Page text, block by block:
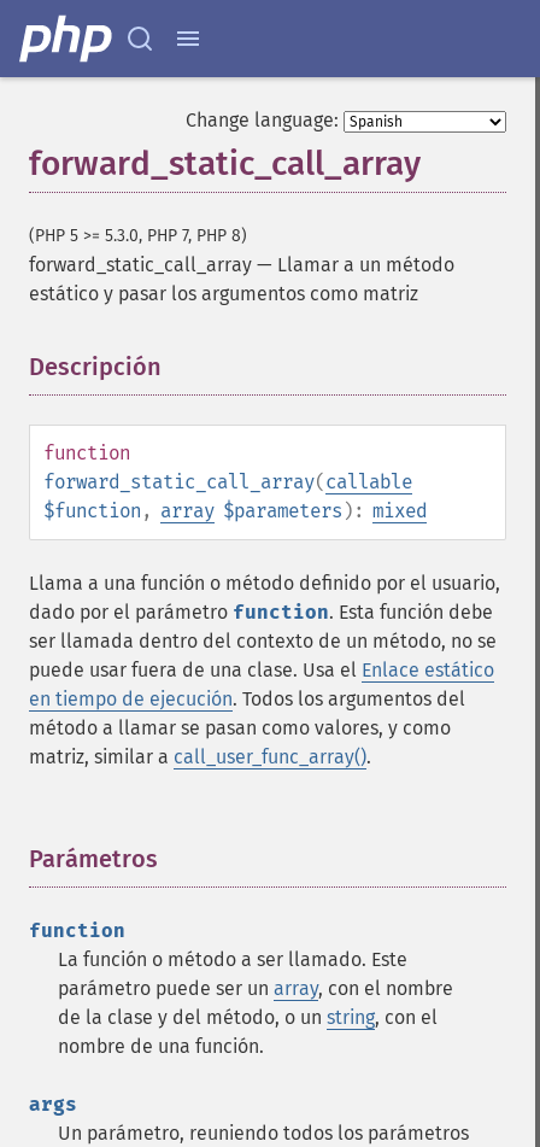
Change language:
forward_static_call_array
(PHP 5 >= 5.3.0, PHP 7, PHP 8)
forward_static_call_array — Llamar a un método
estático y pasar los argumentos como matriz
Descripción
function
forward_static_call_array(callable
$function , array $parameters ): mixed
Llama a una función o método definido por el usuario,
dado por el parámetro function. Esta función debe
ser llamada dentro del contexto de un método, no se
puede usar fuera de una clase. Usa el Enlace estático
en tiempo de ejecución. Todos los argumentos del
método a llamar se pasan como valores, y como
matriz, similar a call_user_func_array().
Parámetros
function
La función o método a ser llamado. Este
parámetro puede ser un array, con el nombre
de la clase y del método, o un string, con el
nombre de una función.
args
Un parámetro, reuniendo todos los parámetros